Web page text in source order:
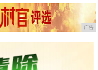
广告